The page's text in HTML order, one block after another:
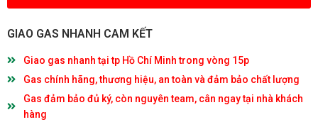
GIAO GAS NHANH CAM KẾT
Giao gas nhanh tại tp Hồ Chí Minh trong vòng 15p
Gas chính hãng, thương hiệu, an toàn và đảm bảo chất lượng
Gas đảm bảo đủ ký, còn nguyên team, cân ngay tại nhà khách
hàng